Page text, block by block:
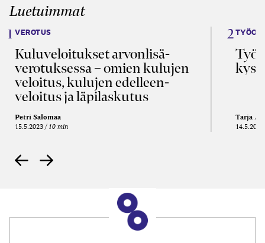
Luetuimmat
VEROTUS
Kulu­veloitukset arvon­lisä­
verotuksessa – omien kulujen
veloitus, kulujen edelleen­
veloitus ja läpi­laskutus
Petri Salomaa
15.5.2023 10 min
Tarja
14.5.2021